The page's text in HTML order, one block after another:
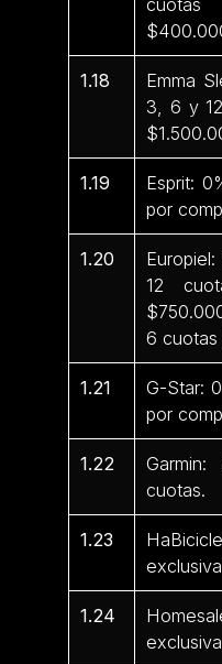
1.18
Emma
3, 6 y
1.19
Esprit:
por
1.20
12
6 cuotas
1.21
G-Star:
por
1.22
cuotas.
1.23
1.24